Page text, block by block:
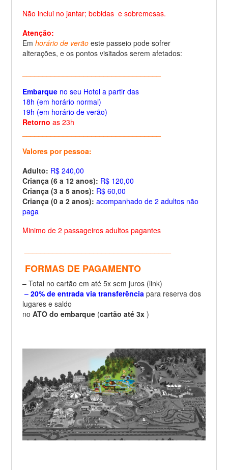
Não inclui no jantar; bebidas e sobremesas.
Atenção:
Em horário de verãoeste passeio pode sofrer
alterações, e os pontos visitados serem afetados:
Embarqueno seu Hotel a partir das
18h (em horário normal)
19h (em horário de verão)
Retorno as 23h
Valores por pessoa:
Adulto: R$ 240,00
Criança (6 a 12 anos): R$ 120,00
Criança (3 a 5 anos): R$ 60,00
Criança (0 a 2 anos): acompanhado de 2 adultos não
paga
Minimo de 2 passageiros adultos pagantes
FORMAS DE PAGAMENTO
– Total no cartão em até 5x sem juros (link)
– 20% de entrada via transferênciapara reserva dos
lugares e saldo
no ATO do embarque(cartão até 3x )